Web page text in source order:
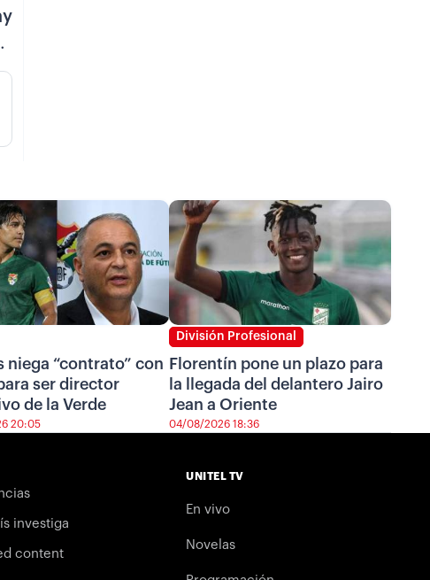
niega “contrato” con
ser director
de la Verde
20:05
División Profesional
Florentín pone un plazo para
la llegada del delantero Jairo
Jean a Oriente
04/08/2026 18:36
investiga
content
UNITEL TV
En vivo
Novelas